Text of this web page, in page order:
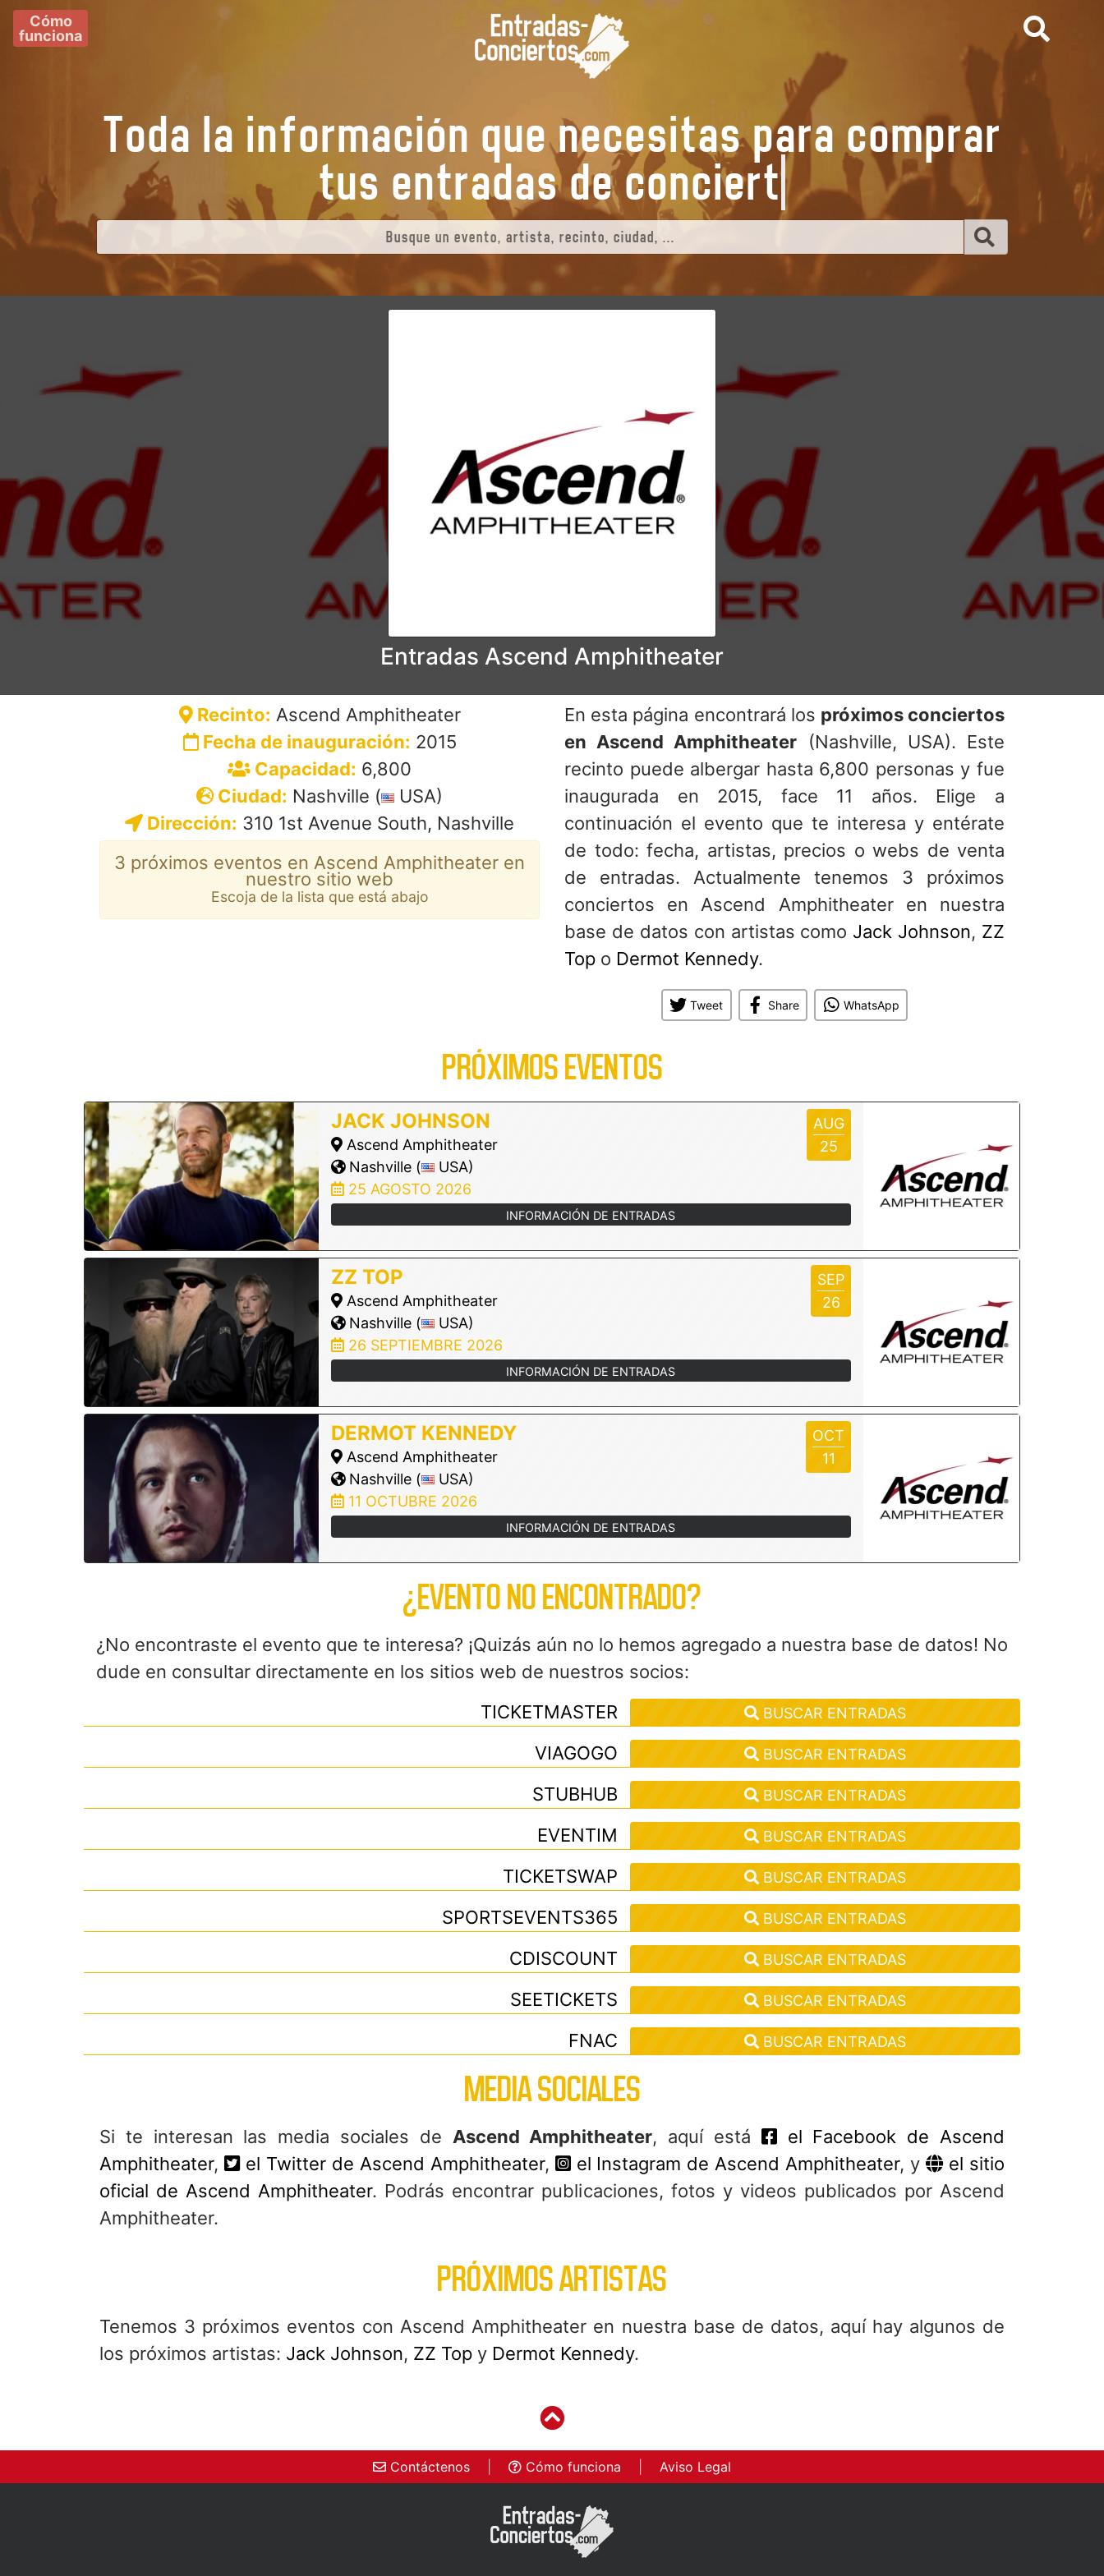
Cómo
funciona
Toda la información que necesitas para comprar
tus entradas dec
Entradas Ascend Amphitheater
Recinto: Ascend Amphitheater
Fecha de inauguración: 2015
Capacidad: 6,800
Ciudad: Nashville (
USA)
Dirección: 310 1st Avenue South, Nashville
3 próximos eventos en Ascend Amphitheater en
nuestro sitio web
Escoja de la lista que está abajo
En esta página encontrará los próximos conciertos
en Ascend Amphitheater (Nashville, USA). Este
recinto puede albergar hasta 6,800 personas y fue
inaugurada en 2015, face 11 años. Elige a
continuación el evento que te interesa y entérate
de todo: fecha, artistas, precios o webs de venta
de entradas. Actualmente tenemos 3 próximos
conciertos en Ascend Amphitheater en nuestra
base de datos con artistas como Jack Johnson, ZZ
Top o Dermot Kennedy.
Tweet Share WhatsApp
PRÓXIMOS EVENTOS
AUG
25
JACK JOHNSON
Ascend Amphitheater
Nashville (
USA)
25 AGOSTO 2026
INFORMACIÓN DE ENTRADAS
SEP
26
ZZ TOP
Ascend Amphitheater
Nashville (
USA)
26 SEPTIEMBRE 2026
INFORMACIÓN DE ENTRADAS
OCT
11
DERMOT KENNEDY
Ascend Amphitheater
Nashville (
USA)
11 OCTUBRE 2026
INFORMACIÓN DE ENTRADAS
¿EVENTO NO ENCONTRADO?
¿No encontraste el evento que te interesa? ¡Quizás aún no lo hemos agregado a nuestra base de datos! No
dude en consultar directamente en los sitios web de nuestros socios:
TICKETMASTER
BUSCAR ENTRADAS
VIAGOGO BUSCAR ENTRADAS
STUBHUB BUSCAR ENTRADAS
EVENTIM BUSCAR ENTRADAS
TICKETSWAP BUSCAR ENTRADAS
SPORTSEVENTS365 BUSCAR ENTRADAS
CDISCOUNT BUSCAR ENTRADAS
SEETICKETS BUSCAR ENTRADAS
FNAC BUSCAR ENTRADAS
MEDIA SOCIALES
Si te interesan las media sociales de Ascend Amphitheater, aquí está
el Facebook de Ascend
Amphitheater, el Twitter de Ascend Amphitheater, el Instagram de Ascend Amphitheater, y
el sitio
oficial de Ascend Amphitheater. Podrás encontrar publicaciones, fotos y videos publicados por Ascend
Amphitheater.
PRÓXIMOS ARTISTAS
Tenemos 3 próximos eventos con Ascend Amphitheater en nuestra base de datos, aquí hay algunos de
los próximos artistas: Jack Johnson, ZZ Top y Dermot Kennedy.
Contáctenos Cómo funciona Aviso Legal